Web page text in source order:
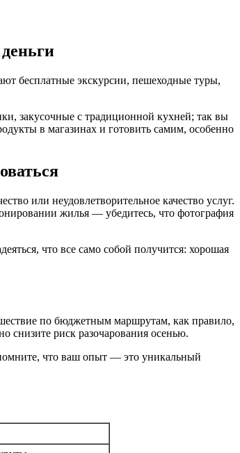
бесплатные экскурсии, пешеходные туры,
закусочные с традиционной кухней; так вы
в магазинах и готовить самим, особенно
или неудовлетворительное качество услуг.
жилья — убедитесь, что фотография
что все само собой получится: хорошая
по бюджетным маршрутам, как правило,
снизите риск разочарования осенью.
что ваш опыт — это уникальный